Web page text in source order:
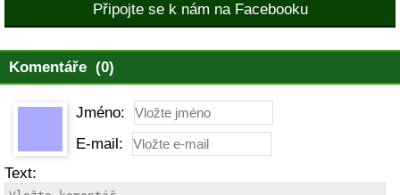
Připojte se k nám na Facebooku
Komentáře (0)
Jméno:
E-mail:
Text: